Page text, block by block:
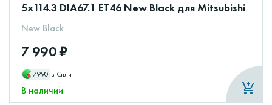
5x114.3 DIA67.1 ET46 New Black для Mitsubishi
New Black
7 990 ₽
7990 в Сплит
В наличии